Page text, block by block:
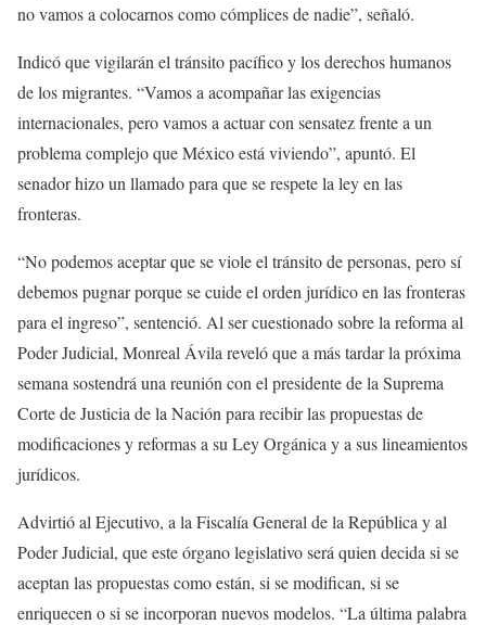
no vamos a colocarnos como cómplices de nadie”, señaló.​​
Indicó que vigilarán el tránsito pacífico y los derechos humanos
de los migrantes. “Vamos a acompañar las exigencias
internacionales, pero vamos a actuar con sensatez frente a un
problema complejo que México está viviendo”, apuntó. ​​El
senador hizo un llamado para que se respete la ley en las
fronteras.
“No podemos aceptar que se viole el tránsito de personas, pero sí
debemos pugnar porque se cuide el orden jurídico en las fronteras
para el ingreso”, sentenció. ​​Al ser cuestionado sobre la reforma al
Poder Judicial, Monreal Ávila reveló que a más tardar la próxima
semana sostendrá una reunión con el presidente de la Suprema
Corte de Justicia de la Nación para recibir las propuestas de
modificaciones y reformas a su Ley Orgánica y a sus lineamientos
jurídicos.​​
Advirtió al Ejecutivo, a la Fiscalía General de la República y al
Poder Judicial, que este órgano legislativo será quien decida si se
aceptan las propuestas como están, si se modifican, si se
enriquecen o si se incorporan nuevos modelos. “La última palabra